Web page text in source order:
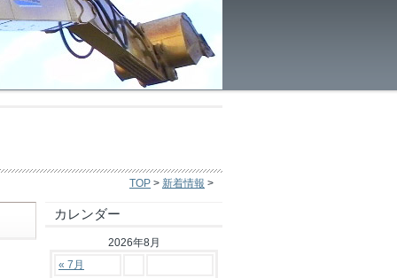
TOP > 新着情報 >
カレンダー
2026年8月
« 7月